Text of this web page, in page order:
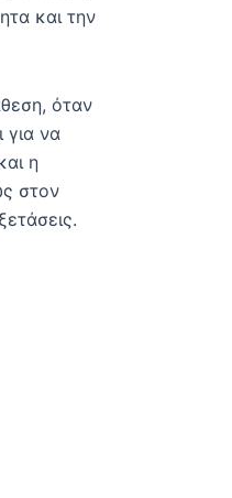
και την
όταν
για να
η
στον